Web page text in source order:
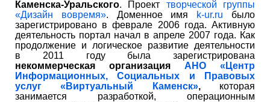
Каменска-Уральского. Проект творческой группы
«Дизайн вовремя». Доменное имя k-ur.ru было
зарегистрировано в феврале 2006 года. Активную
деятельность портал начал в апреле 2007 года. Как
продолжение и логическое развитие деятельности
в 2011 году была зарегистрирована
некоммерческая организация
АНО «Центр
Информационных, Социальных и Правовых
услуг «Виртуальный Каменск», которая
занимается разработкой, операционным